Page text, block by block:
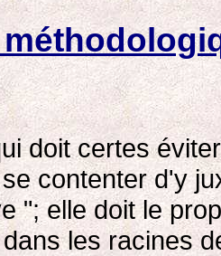
doit certes
contenter d'y
"; elle doit le
les racines